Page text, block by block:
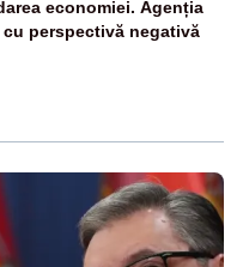
economiei. Agenția
perspectivă negativă